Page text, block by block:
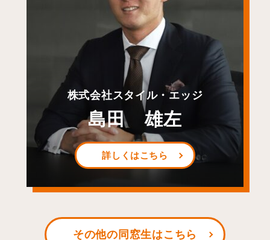
株式会社スタイル・エッジ
島田 雄左
詳しくはこちら
その他の同窓生はこちら